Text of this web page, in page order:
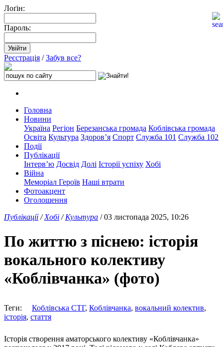
Лоґін:
Пароль:
Реєстрація /Забув все?
Головна
Новини
Україна Регіон Березанська громада Коблівська громада
Освіта Культура Здоров’я Спорт Служба 101 Служба 102
Події
Публікації
Інтерв’ю Досвід Долі Історії успіху Хобі
Війна
Меморіал Героїв Наші втрати
Фотоакцент
Оголошення
Публікації/Хобі /Культура / 03 листопада 2025, 10:26
По життю з піснею: історія
вокального колективу
«Коблівчанка» (фото)
Теги: Коблівська СТГ, Коблівчанка, вокальний колектив,
історія, стаття
Історія створення аматорського колективу «Коблівчанка»